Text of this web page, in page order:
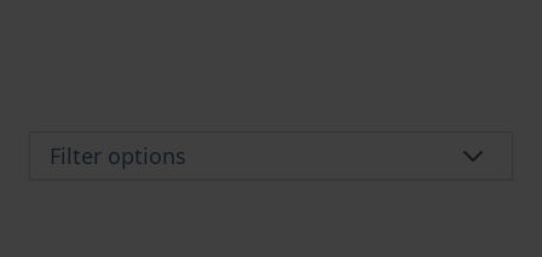
Filter options